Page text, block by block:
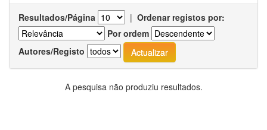
Resultados/Página | Ordenar registos por:
Por ordem
Autores/Registo
A pesquisa não produziu resultados.